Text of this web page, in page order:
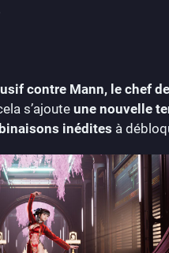
contre Mann, le chef
s’ajoute une nouvelle
inédites à